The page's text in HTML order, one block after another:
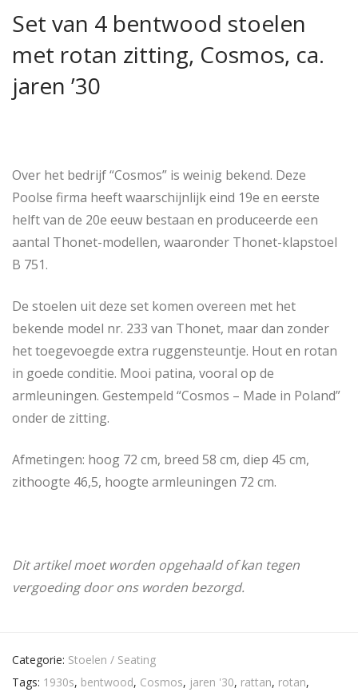
Set van 4 bentwood stoelen
met rotan zitting, Cosmos, ca.
jaren ’30
Over het bedrijf “Cosmos” is weinig bekend. Deze
Poolse firma heeft waarschijnlijk eind 19e en eerste
helft van de 20e eeuw bestaan en produceerde een
aantal Thonet-modellen, waaronder Thonet-klapstoel
B 751.
De stoelen uit deze set komen overeen met het
bekende model nr. 233 van Thonet, maar dan zonder
het toegevoegde extra ruggensteuntje. Hout en rotan
in goede conditie. Mooi patina, vooral op de
armleuningen. Gestempeld “Cosmos – Made in Poland”
onder de zitting.
Afmetingen: hoog 72 cm, breed 58 cm, diep 45 cm,
zithoogte 46,5, hoogte armleuningen 72 cm.
Dit artikel moet worden opgehaald of kan tegen
vergoeding door ons worden bezorgd.
Categorie: Stoelen / Seating
Tags: 1930s, bentwood, Cosmos, jaren '30, rattan, rotan,